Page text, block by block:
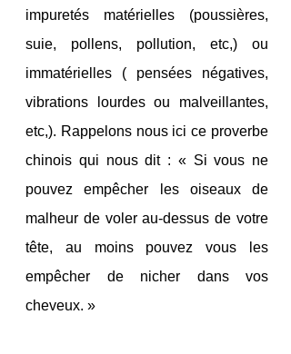
impuretés matérielles (poussières,
suie, pollens, pollution, etc,) ou
immatérielles ( pensées négatives,
vibrations lourdes ou malveillantes,
etc,). Rappelons nous ici ce proverbe
chinois qui nous dit : « Si vous ne
pouvez empêcher les oiseaux de
malheur de voler au-dessus de votre
tête, au moins pouvez vous les
empêcher de nicher dans vos
cheveux. »